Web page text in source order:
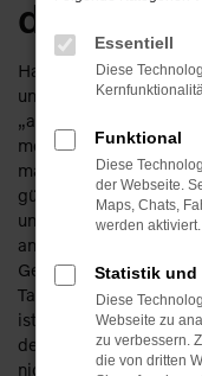
Haben Sie Lust, schon
unterwegs zu sein?
„arbeiten“. Keine
mehr als 110 Jahren
manchen Traum
günstig ein Volvo
unterschiedliche
anderem von einem
Gebrauchtfahrzeug,
Tageszulassung. Die
ist Ihre Mobilität in
der am Besten
nicht zusätzlich
Essentiell
Diese
Funktional
Diese
der Webseite.
Maps, Chats,
werden aktiviert.
Statistik und
Diese
Webseite zu
zu verbessern.
die von dritten